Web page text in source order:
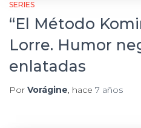
SERIES
“El Método
Lorre. Humor
enlatadas
Por Vorágine, hace 7 años